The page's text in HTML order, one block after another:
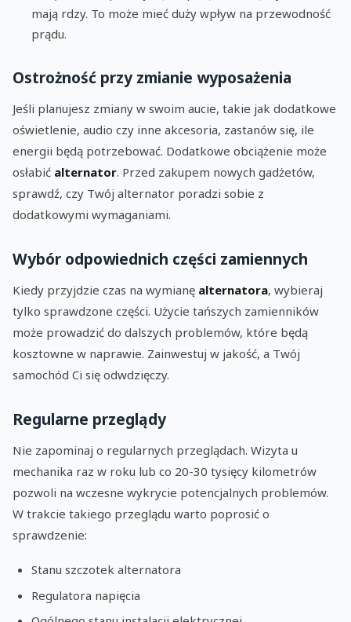
mają rdzy. To może mieć duży wpływ na przewodność
prądu.
Ostrożność przy zmianie wyposażenia
Jeśli planujesz zmiany w swoim aucie, takie jak dodatkowe
oświetlenie, audio czy inne akcesoria, zastanów się, ile
energii będą potrzebować. Dodatkowe obciążenie może
osłabić alternator. Przed zakupem nowych gadżetów,
sprawdź, czy Twój alternator poradzi sobie z
dodatkowymi wymaganiami.
Wybór odpowiednich części zamiennych
Kiedy przyjdzie czas na wymianę alternatora, wybieraj
tylko sprawdzone części. Użycie tańszych zamienników
może prowadzić do dalszych problemów, które będą
kosztowne w naprawie. Zainwestuj w jakość, a Twój
samochód Ci się odwdzięczy.
Regularne przeglądy
Nie zapominaj o regularnych przeglądach. Wizyta u
mechanika raz w roku lub co 20-30 tysięcy kilometrów
pozwoli na wczesne wykrycie potencjalnych problemów.
W trakcie takiego przeglądu warto poprosić o
sprawdzenie:
Stanu szczotek alternatora
Regulatora napięcia